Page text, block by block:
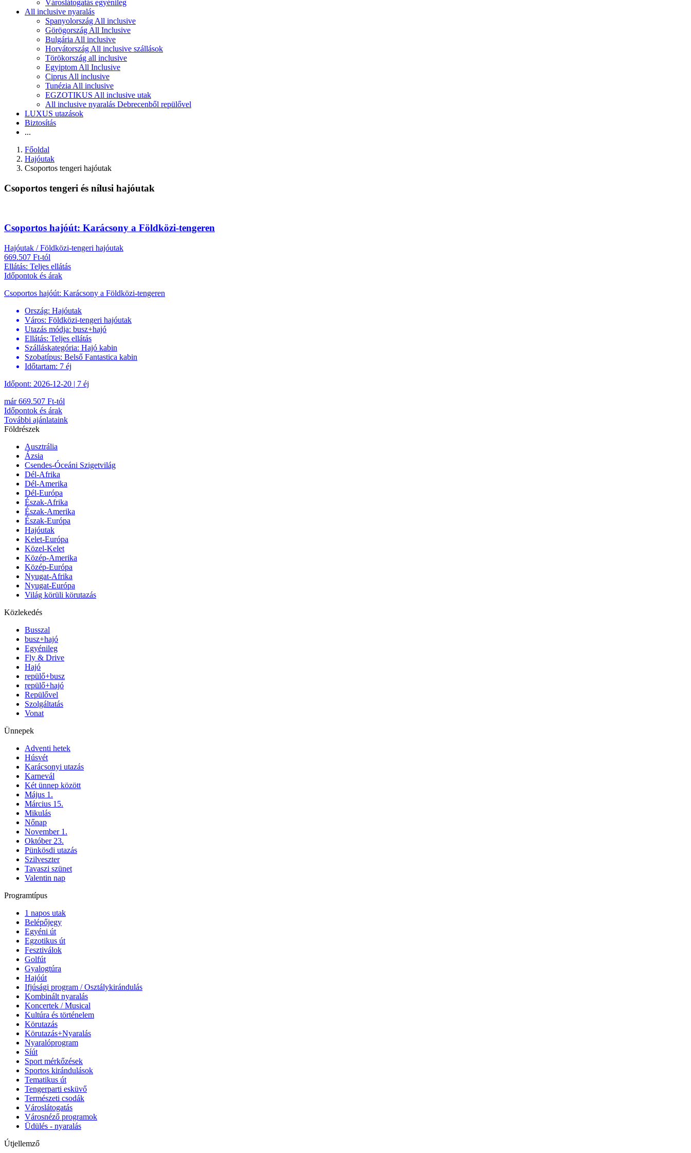
Városlátogatás egyénileg
All inclusive nyaralás
Spanyolország All inclusive
Görögország All Inclusive
Bulgária All inclusive
Horvátország All inclusive szállások
Törökország all inclusive
Egyiptom All Inclusive
Ciprus All inclusive
Tunézia All inclusive
EGZOTIKUS All inclusive utak
All inclusive nyaralás Debrecenből repülővel
LUXUS utazások
Biztosítás
...
Főoldal
Hajóutak
Csoportos tengeri hajóutak
Csoportos tengeri és nílusi hajóutak
Csoportos hajóút: Karácsony a Földközi-tengeren
Hajóutak / Földközi-tengeri hajóutak
669.507 Ft-tól
Ellátás: Teljes ellátás
Időpontok és árak
Csoportos hajóút: Karácsony a Földközi-tengeren
Ország: Hajóutak
Város: Földközi-tengeri hajóutak
Utazás módja: busz+hajó
Ellátás: Teljes ellátás
Szálláskategória: Hajó kabin
Szobatípus: Belső Fantastica kabin
Időtartam: 7 éj
Időpont: 2026-12-20 | 7 éj
már 669.507 Ft-tól
Időpontok és árak
További ajánlataink
Földrészek
Ausztrália
Ázsia
Csendes-Óceáni Szigetvilág
Dél-Afrika
Dél-Amerika
Dél-Európa
Észak-Afrika
Észak-Amerika
Észak-Európa
Hajóutak
Kelet-Európa
Közel-Kelet
Közép-Amerika
Közép-Európa
Nyugat-Afrika
Nyugat-Európa
Világ körüli körutazás
Közlekedés
Busszal
busz+hajó
Egyénileg
Fly & Drive
Hajó
repülő+busz
repülő+hajó
Repülővel
Szolgáltatás
Vonat
Ünnepek
Adventi hetek
Húsvét
Karácsonyi utazás
Karnevál
Két ünnep között
Május 1.
Március 15.
Mikulás
Nőnap
November 1.
Október 23.
Pünkösdi utazás
Szilveszter
Tavaszi szünet
Valentin nap
Programtípus
1 napos utak
Belépőjegy
Egyéni út
Egzotikus út
Fesztiválok
Golfút
Gyalogtúra
Hajóút
Ifjúsági program / Osztálykirándulás
Kombinált nyaralás
Koncertek / Musical
Kultúra és történelem
Körutazás
Körutazás+Nyaralás
Nyaralóprogram
Síút
Sport mérkőzések
Sportos kirándulások
Tematikus út
Tengerparti esküvő
Természeti csodák
Városlátogatás
Városnéző programok
Üdülés - nyaralás
Útjellemző